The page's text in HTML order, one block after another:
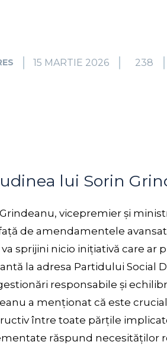
15 MARTIE 2026 238
lui Sorin
vicepremier și
de amendamentele
sprijini nicio inițiativă care ar
la adresa Partidului Social
responsabile și
a menționat că este
între toate părțile
răspund necesităților